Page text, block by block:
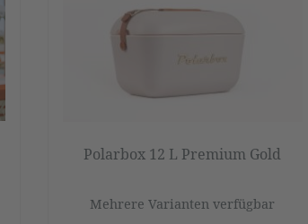
Polarbox 12 L Premium Gold
Mehrere Varianten verfügbar